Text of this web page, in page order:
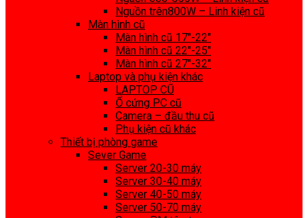
Nguồn trên800W – Linh kiện cũ
Màn hình cũ
Màn hình cũ 17″-22″
Màn hình cũ 22″-25″
Màn hình cũ 27″-32″
Laptop và phụ kiện khác
LAPTOP CŨ
Ổ cứng PC cũ
Camera – đầu thu cũ
Phụ kiện cũ khác
Thiết bị phòng game
Sever Game
Server 20-30 máy
Server 30-40 máy
Server 40-50 máy
Server 50-70 máy